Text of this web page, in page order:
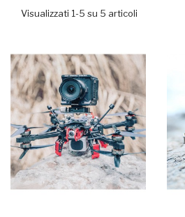
Visualizzati 1-5 su 5 articoli